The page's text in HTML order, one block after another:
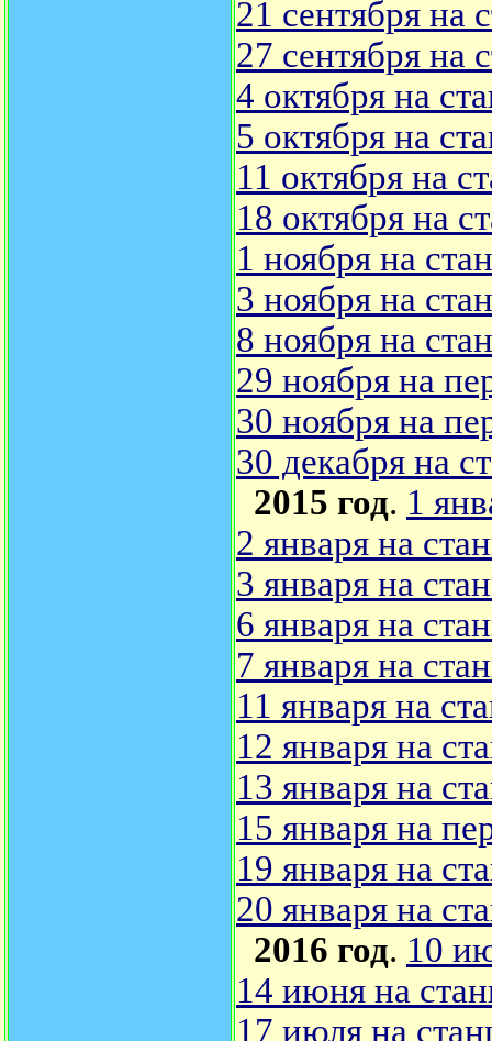
21 сентября на
27 сентября на
4 октября на
5 октября на
11 октября на
18 октября на
1 ноября на
3 ноября на
8 ноября на
29 ноября на
30 ноября на
30 декабря на
2015 год. 1
2 января на
3 января на
6 января на
7 января на
11 января на
12 января на
13 января на
15 января на
19 января на
20 января на
2016 год. 10
14 июня на
17 июля на